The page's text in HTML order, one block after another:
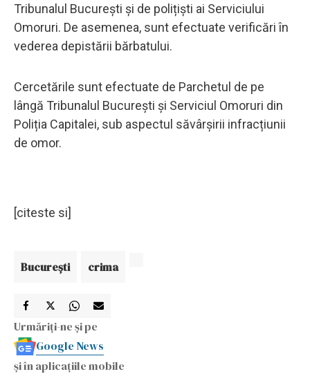
Tribunalul București și de polițiști ai Serviciului
Omoruri. De asemenea, sunt efectuate verificări în
vederea depistării bărbatului.
Cercetările sunt efectuate de Parchetul de pe
lângă Tribunalul București și Serviciul Omoruri din
Poliția Capitalei, sub aspectul săvârșirii infracțiunii
de omor.
[citeste si]
Bucureşti crima
Urmăriți-ne și pe
Google News
și în aplicațiile mobile